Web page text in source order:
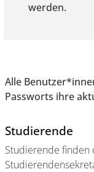
werden.
Alle
Passworts ihre
Studierende
Studierende finden